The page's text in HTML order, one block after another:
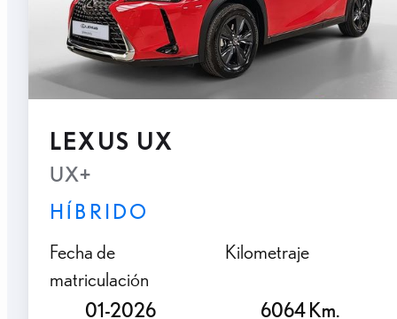
LEXUS UX
UX+
HÍBRIDO
Fecha de
matriculación
01-2026
Kilometraje
6064 Km.